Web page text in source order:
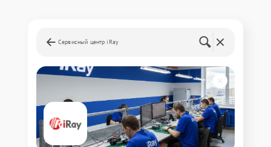
Сервисный центр iRay